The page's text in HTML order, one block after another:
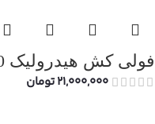
فولی کش هیدرولیک 20 تن MAXPOWER
21,000,000تومان